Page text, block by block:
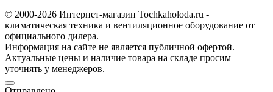
© 2000-2026 Интернет-магазин Tochkaholoda.ru -
климатическая техника и вентиляционное оборудование от
официального дилера.
Информация на сайте не является публичной офертой.
Актуальные цены и наличие товара на складе просим
уточнять у менеджеров.